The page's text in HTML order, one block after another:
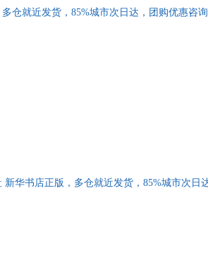
仓就近发货，85%城市次日达，团购优惠咨询
新华书店正版，多仓就近发货，85%城市次日